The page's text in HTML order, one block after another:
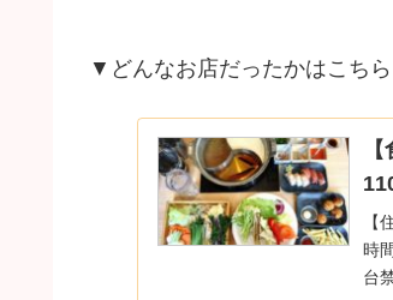
▼どんなお店だったかはこちら
【
時
台